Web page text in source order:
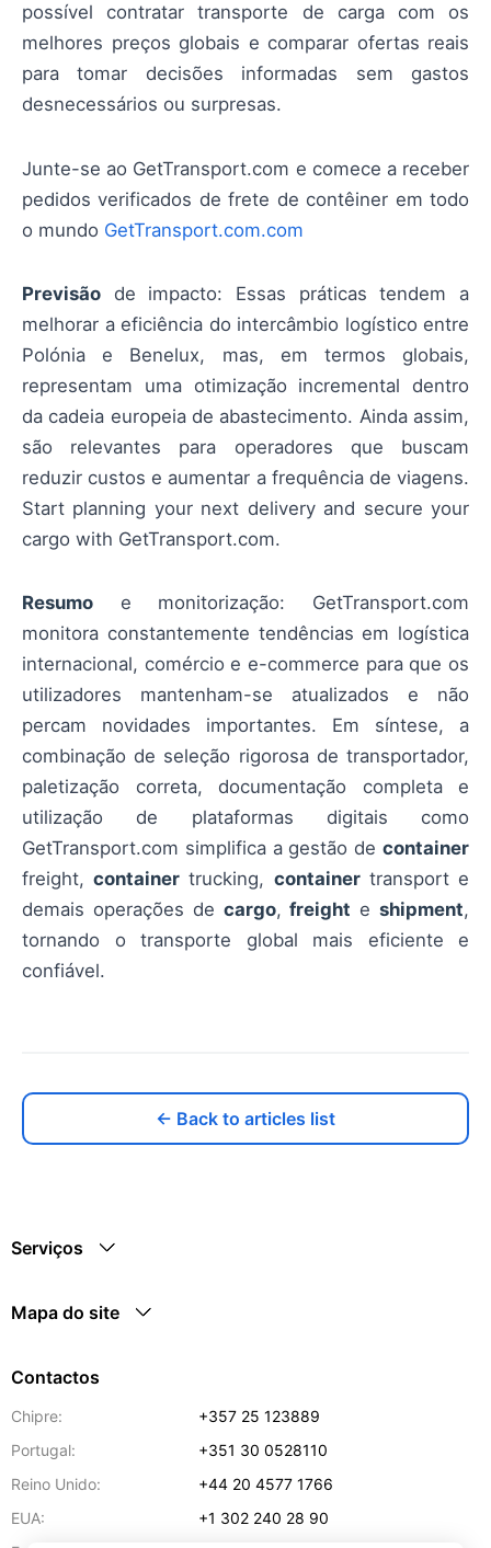
possível contratar transporte de carga com os
melhores preços globais e comparar ofertas reais
para tomar decisões informadas sem gastos
desnecessários ou surpresas.
Junte-se ao GetTransport.com e comece a receber
pedidos verificados de frete de contêiner em todo
o mundo GetTransport.com.com
Previsão de impacto: Essas práticas tendem a
melhorar a eficiência do intercâmbio logístico entre
Polónia e Benelux, mas, em termos globais,
representam uma otimização incremental dentro
da cadeia europeia de abastecimento. Ainda assim,
são relevantes para operadores que buscam
reduzir custos e aumentar a frequência de viagens.
Start planning your next delivery and secure your
cargo with GetTransport.com.
Resumo e monitorização: GetTransport.com
monitora constantemente tendências em logística
internacional, comércio e e-commerce para que os
utilizadores mantenham-se atualizados e não
percam novidades importantes. Em síntese, a
combinação de seleção rigorosa de transportador,
paletização correta, documentação completa e
utilização de plataformas digitais como
GetTransport.com simplifica a gestão de container
freight,container trucking, containertransport e
demais operações de cargo,freight eshipment,
tornando o transporte global mais eficiente e
confiável.
← Back to articles list
Serviços
Mapa do site
Contactos
Chipre:
+357 25 123889
Portugal:
+351 30 0528110
Reino Unido:
+44 20 4577 1766
EUA:
+1 302 240 28 90